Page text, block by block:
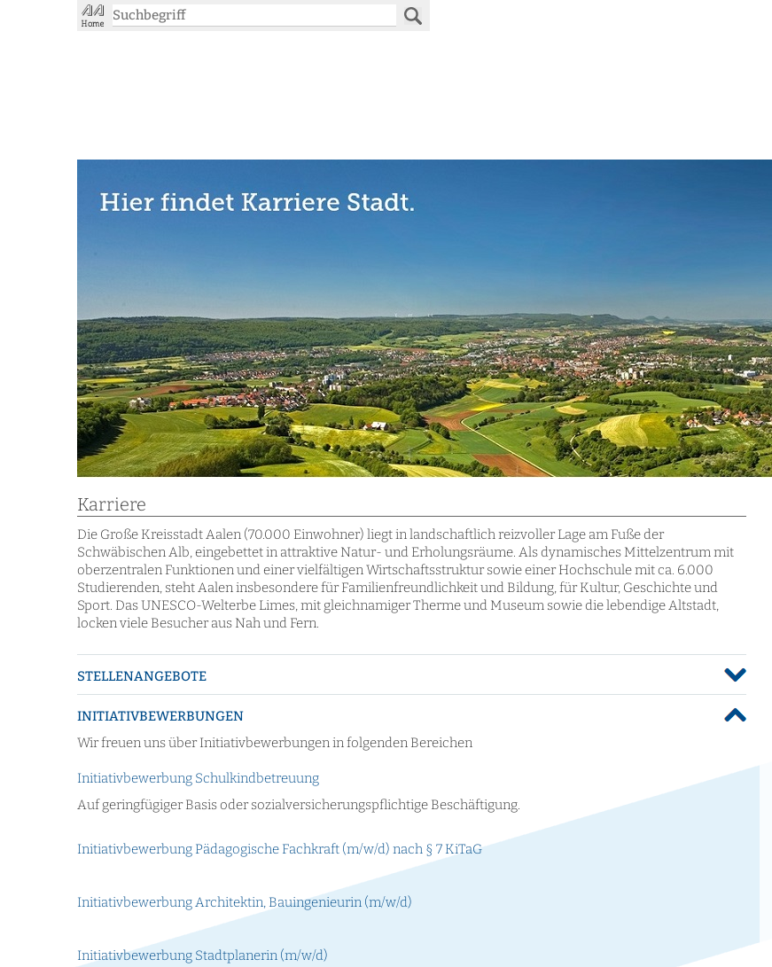
Karriere
Die Große Kreisstadt Aalen (70.000 Einwohner) liegt in landschaftlich reizvoller Lage am Fuße der
Schwäbischen Alb, eingebettet in attraktive Natur- und Erholungsräume. Als dynamisches Mittelzentrum mit
oberzentralen Funktionen und einer vielfältigen Wirtschaftsstruktur sowie einer Hochschule mit ca. 6.000
Studierenden, steht Aalen insbesondere für Familienfreundlichkeit und Bildung, für Kultur, Geschichte und
Sport. Das UNESCO-Welterbe Limes, mit gleichnamiger Therme und Museum sowie die lebendige Altstadt,
locken viele Besucher aus Nah und Fern.
STELLENANGEBOTE
INITIATIVBEWERBUNGEN
Wir freuen uns über Initiativbewerbungen in folgenden Bereichen
Initiativbewerbung Schulkindbetreuung
Auf geringfügiger Basis oder sozialversicherungspflichtige Beschäftigung.
Initiativbewerbung Pädagogische Fachkraft (m/w/d) nach § 7 KiTaG
Initiativbewerbung Architektin, Bauingenieurin (m/w/d)
Initiativbewerbung Stadtplanerin (m/w/d)